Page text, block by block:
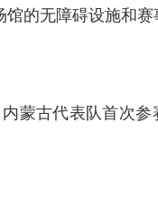
的无障碍设施和
蒙古代表队首次参